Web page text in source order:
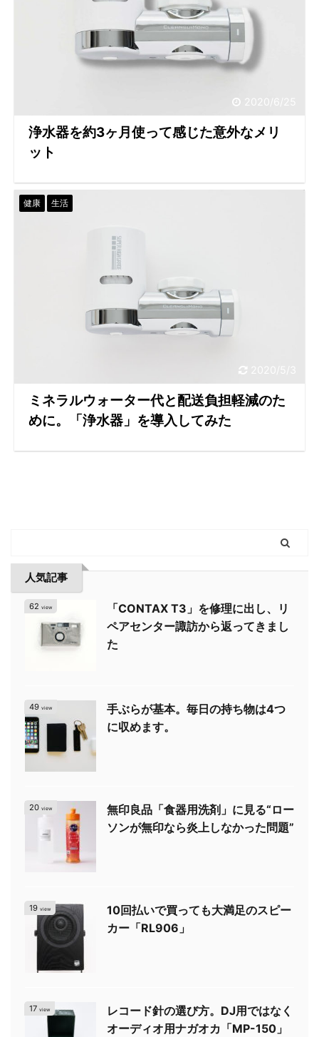
2020/6/25
浄水器を約3ヶ月使って感じた意外なメリ
ット
2020/5/3
健康 生活
ミネラルウォーター代と配送負担軽減のた
めに。「浄水器」を導入してみた
人気記事
62 view
「CONTAX T3」を修理に出し、リ
ペアセンター諏訪から返ってきまし
た
49 view
手ぶらが基本。毎日の持ち物は4つ
に収めます。
20 view
無印良品「食器用洗剤」に見る“ロー
ソンが無印なら炎上しなかった問題”
19 view
10回払いで買っても大満足のスピー
カー「RL906」
17 view
レコード針の選び方。DJ用ではなく
オーディオ用ナガオカ「MP-150」